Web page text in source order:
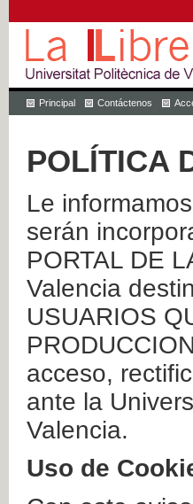
Principal Contáctenos
POLÍTICA
Le
serán
PORTAL DE
Valencia
USUARIOS
acceso,
ante la
Valencia.
Uso de